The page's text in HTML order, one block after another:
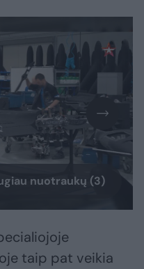
nuotraukų (3)
taip pat veikia